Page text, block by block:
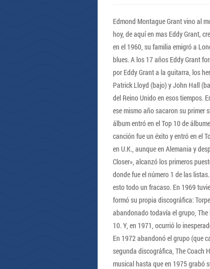
Edmond Montague Grant vino al
hoy, de aquí en mas Eddy Grant,
en el 1960, su familia emigró a
blues. A los 17 años Eddy Grant
por Eddy Grant a la guitarra, los
Patrick Lloyd (bajo) y John Hall
del Reino Unido en esos tiempos.
ese mismo año sacaron su primer
álbum entró en el Top 10 de
canción fue un éxito y entró en el
en U.K., aunque en Alemania y
Closer», alcanzó los primeros
donde fue el número 1 de las
esto todo un fracaso. En 1969
formó su propia discográfica:
abandonado todavía el grupo, The
10. Y, en 1971, ocurrió lo
En 1972 abandonó el grupo (que
segunda discográfica, The Coach
musical hasta que en 1975 grabó